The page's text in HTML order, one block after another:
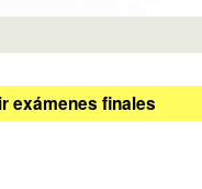
exámenes finales